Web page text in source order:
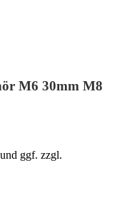
M6 30mm M8
ggf. zzgl.